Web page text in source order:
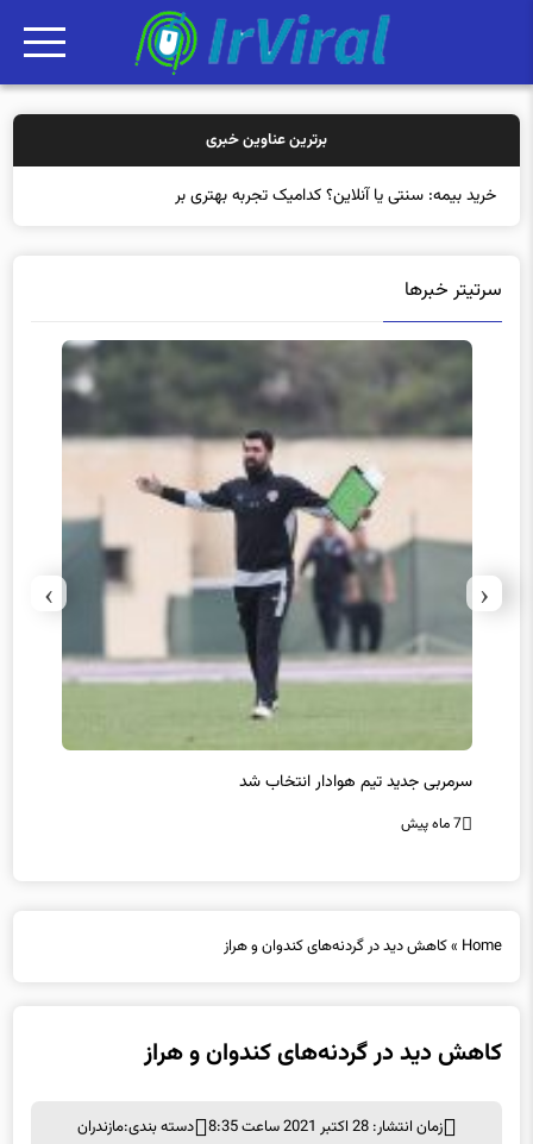
برترین عناوین خبری
خرید بیمه: سنتی یا آنلاین؟ کدامیک تجربه بهتری برای مشتریا
سرتیتر خبرها
سرمربی جدید تیم هوادار انتخاب شد
7 ماه پیش
‹
›
Home
»کاهش دید در گردنه‌های کندوان و هراز
کاهش دید در گردنه‌های کندوان و هراز
زمان انتشار: 28 اکتبر 2021 ساعت 8:35 دسته بندی:مازندران